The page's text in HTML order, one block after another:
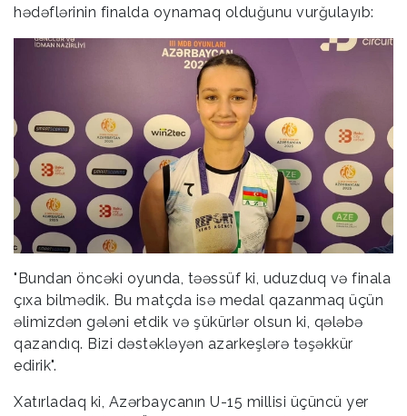
hədəflərinin finalda oynamaq olduğunu vurğulayıb:
"Bundan öncəki oyunda, təəssüf ki, uduzduq və finala
çıxa bilmədik. Bu matçda isə medal qazanmaq üçün
əlimizdən gələni etdik və şükürlər olsun ki, qələbə
qazandıq. Bizi dəstəkləyən azarkeşlərə təşəkkür
edirik".
Xatırladaq ki, Azərbaycanın U-15 millisi üçüncü yer